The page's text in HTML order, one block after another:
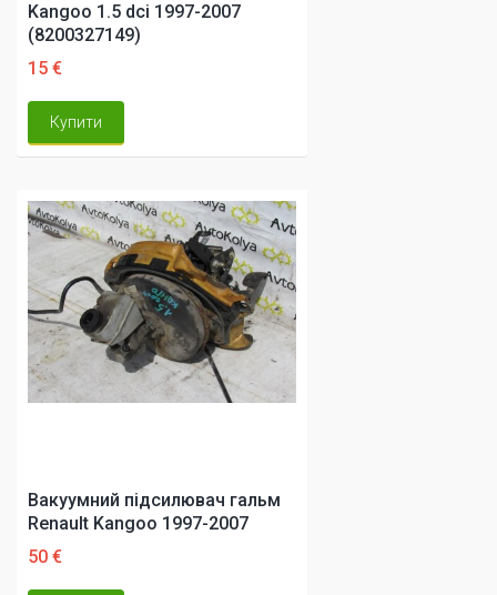
Kangoo 1.5 dci 1997-2007
(8200327149)
15 €
Купити
Вакуумний підсилювач гальм
Renault Kangoo 1997-2007
50 €